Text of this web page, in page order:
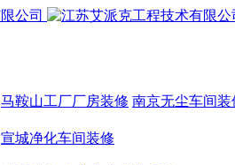
马鞍山工厂厂房装修 南京无尘车间装
宣城净化车间装修